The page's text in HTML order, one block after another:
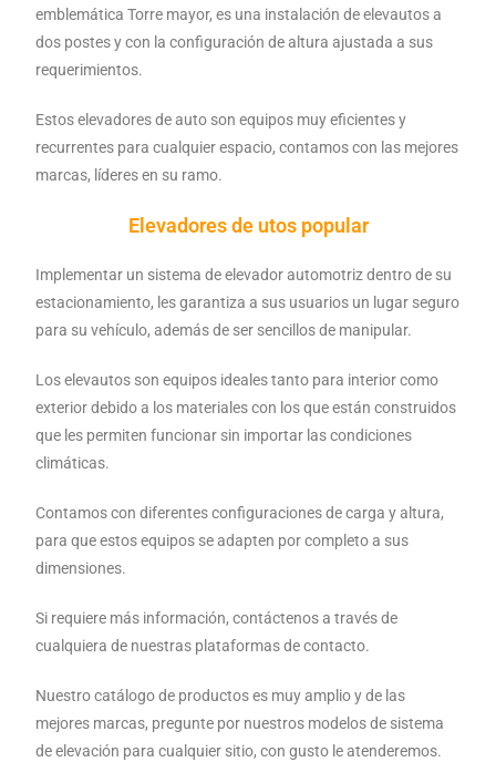
emblemática Torre mayor, es una instalación de elevautos a
dos postes y con la configuración de altura ajustada a sus
requerimientos.
Estos elevadores de auto son equipos muy eficientes y
recurrentes para cualquier espacio, contamos con las mejores
marcas, líderes en su ramo.
Elevadores de utos popular
Implementar un sistema de elevador automotriz dentro de su
estacionamiento, les garantiza a sus usuarios un lugar seguro
para su vehículo, además de ser sencillos de manipular.
Los elevautos son equipos ideales tanto para interior como
exterior debido a los materiales con los que están construidos
que les permiten funcionar sin importar las condiciones
climáticas.
Contamos con diferentes configuraciones de carga y altura,
para que estos equipos se adapten por completo a sus
dimensiones.
Si requiere más información, contáctenos a través de
cualquiera de nuestras plataformas de contacto.
Nuestro catálogo de productos es muy amplio y de las
mejores marcas, pregunte por nuestros modelos de sistema
de elevación para cualquier sitio, con gusto le atenderemos.